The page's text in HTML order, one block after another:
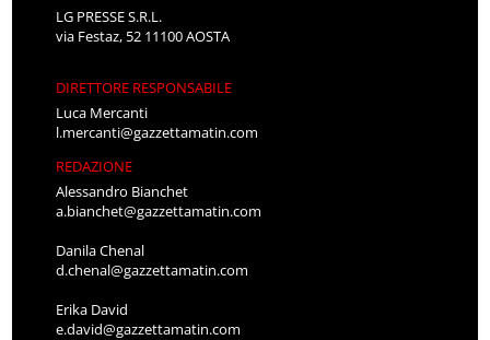
LG PRESSE S.R.L.
via Festaz, 52 11100 AOSTA
DIRETTORE RESPONSABILE
Luca Mercanti
l.mercanti@gazzettamatin.com
REDAZIONE
Alessandro Bianchet
a.bianchet@gazzettamatin.com
Danila Chenal
d.chenal@gazzettamatin.com
Erika David
e.david@gazzettamatin.com